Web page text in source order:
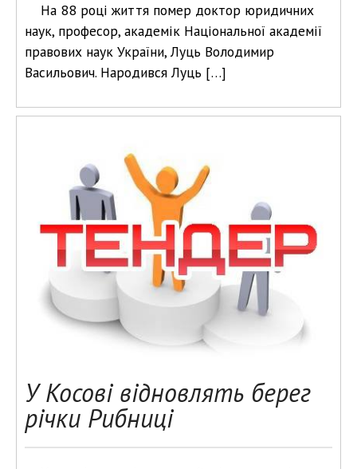
На 88 році життя помер доктор юридичних
наук, професор, академік Національної академії
правових наук України, Луць Володимир
Васильович. Народився Луць […]
У Косові відновлять берег
річки Рибниці